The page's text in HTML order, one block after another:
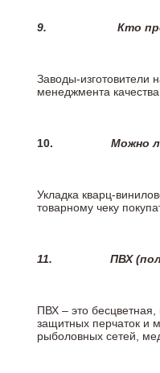
9. Кто
Заводы-изготовители
менеджмента
10. Можно
Укладка кварц-
товарному чеку
11. ПВХ
ПВХ – это
защитных перчаток и
рыболовных сетей,